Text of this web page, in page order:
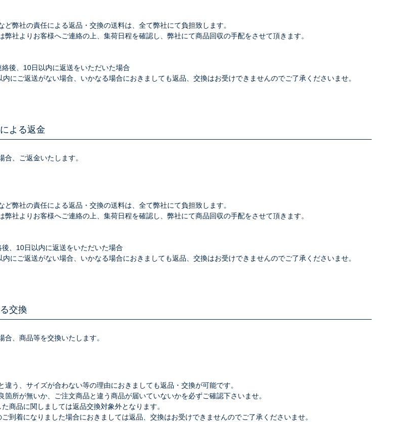
ど弊社の責任による返品・交換の送料は、全て弊社にて負担致します。
弊社よりお客様へご連絡の上、集荷日程を確認し、弊社にて商品回収の手配をさせて頂きます。
後、10日以内に返送をいただいた場合
にご返送がない場合、いかなる場合におきましても返品、交換はお受けできませんのでご了承くださいませ。
よる返金
合、ご返金いたします。
ど弊社の責任による返品・交換の送料は、全て弊社にて負担致します。
弊社よりお客様へご連絡の上、集荷日程を確認し、弊社にて商品回収の手配をさせて頂きます。
、10日以内に返送をいただいた場合
にご返送がない場合、いかなる場合におきましても返品、交換はお受けできませんのでご了承くださいませ。
交換
合、商品等を交換いたします。
違う、サイズが合わない等の理由におきましても返品・交換が可能です。
箇所が無いか、ご注文商品と違う商品が届いていないかを必ずご確認下さいませ。
商品に関しましては返品交換対象外となります。
到着になりました場合におきましては返品、交換はお受けできませんのでご了承くださいませ。